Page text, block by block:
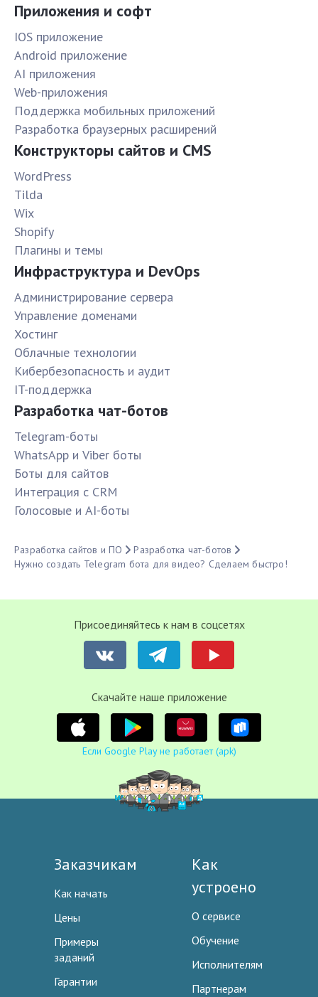
Приложения и софт
IOS приложение
Android приложение
AI приложения
Web-приложения
Поддержка мобильных приложений
Разработка браузерных расширений
Конструкторы сайтов и CMS
WordPress
Tilda
Wix
Shopify
Плагины и темы
Инфраструктура и DevOps
Администрирование сервера
Управление доменами
Хостинг
Облачные технологии
Кибербезопасность и аудит
IT-поддержка
Разработка чат-ботов
Telegram-боты
WhatsApp и Viber боты
Боты для сайтов
Интеграция с CRM
Голосовые и AI-боты
Разработка сайтов и ПО
Разработка чат-ботов
Нужно создать Telegram бота для видео? Сделаем быстро!
Присоединяйтесь к нам в соцсетях
Cкачайте наше приложение
Если Google Play не работает (apk)
Заказчикам
Как начать
Цены
Примеры
заданий
Гарантии
Как
устроено
О сервисе
Обучение
Исполнителям
Партнерам